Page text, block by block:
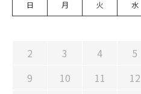
日 月 火 水
2
3 4 5
9
10 11 12